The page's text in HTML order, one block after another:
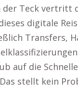
der Teck vertritt
digitale
Transfers,
auf die
stellt kein